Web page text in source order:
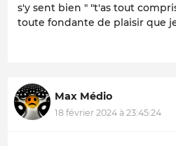
s'y sent bien " "t'as tout
toute fondante de plaisir que
Max Médio
18 février 2024 à 23:45:24